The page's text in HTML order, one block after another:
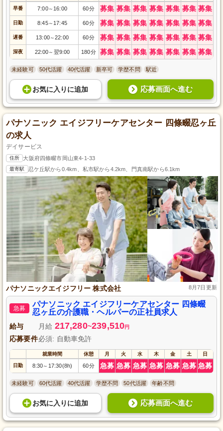
早番 7:00～ 16:00 60分 募集 募集 募集 募集 募集 募集 募集
日勤 8:45～ 17:45 60分 募集 募集 募集 募集 募集 募集 募集
遅番 13:00～22:00 60分 募集 募集 募集 募集 募集 募集 募集
深夜 22:00～ 翌9:00 180分 募集 募集 募集 募集 募集 募集 募集
未経験可 50代活躍 40代活躍 新卒可 学歴不問 駅近
お気に入り に追加 応募画面へ進む
パナソニック エイジフリーケアセンター 四條畷忍ヶ丘
の求人
デイサービス
住所 大阪府四條畷市岡山東4-1-33
最寄駅 忍ケ丘駅から0.4km、私市駅から4.2km、門真南駅から6.1km
パナソニックエイジフリー 株式会社 8月7日更新
急募
パナソニック エイジフリーケアセンター 四條畷
忍ヶ丘の介護職・ヘルパーの正社員求人
給与 月給 217,280~239,510円
応募要件必須: 自動車免許
就業時間 休憩 月 火 水 木 金 土 日
日勤 8:30～ 17:30(8h) 60分 急募 急募 急募 急募 急募 急募 急募
未経験可 60代活躍 40代活躍 学歴不問 50代活躍 年齢不問
お気に入り に追加 応募画面へ進む